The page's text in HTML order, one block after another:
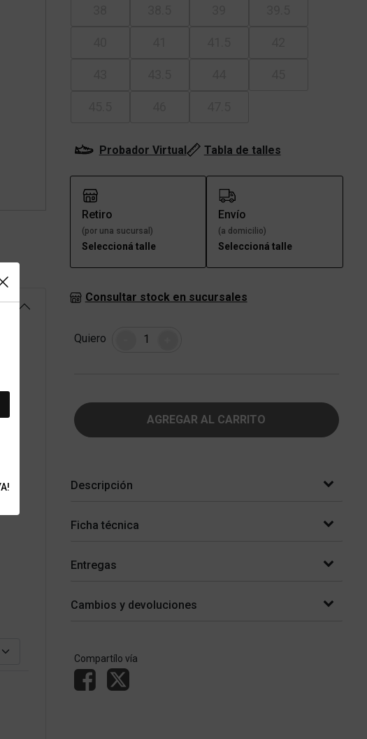
Probador Virtual Tabla de talles
Retiro
(por una sucursal)
Seleccioná talle
Envío
(a domicilio)
Seleccioná talle
Consultar stock en sucursales
Quiero Cantidad
AGREGAR AL CARRITO
Descripción
Ficha técnica
Entregas
Cambios y devoluciones
Compartílo vía